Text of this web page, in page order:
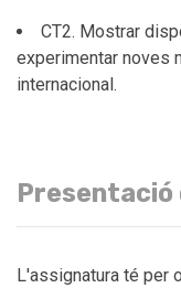
CT2. Mostrar
experimentar noves
internacional.
L'assignatura té per